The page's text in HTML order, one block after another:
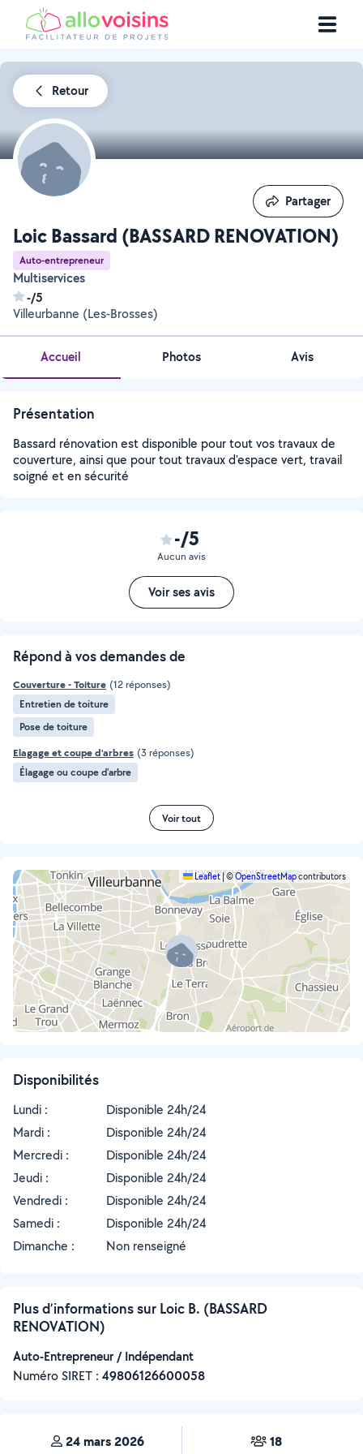
Retour
Loic Bassard (BASSARD RENOVATION)
Auto-entrepreneur
Multiservices
-/5
Villeurbanne (Les-Brosses)
Partager
Partager
Accueil Photos Avis
Présentation
Bassard rénovation est disponible pour tout vos travaux de
couverture, ainsi que pour tout travaux d'espace vert, travail
soigné et en sécurité
-/5
Aucun avis
Voir ses avis
Répond à vos demandes de
Couverture - Toiture (12 réponses)
Entretien de toiture
Pose de toiture
Elagage et coupe d'arbres (3 réponses)
Élagage ou coupe d'arbre
Voir tout
Leaflet|©OpenStreetMapcontributors
Disponibilités
Lundi :
Disponible 24h/24
Mardi :
Disponible 24h/24
Mercredi :
Disponible 24h/24
Jeudi :
Disponible 24h/24
Vendredi :
Disponible 24h/24
Samedi :
Disponible 24h/24
Dimanche :
Non renseigné
Plus d’informations sur Loic B. (BASSARD
RENOVATION)
Auto-Entrepreneur / Indépendant
Numéro SIRET : ‍49806126600058
24 mars 2026 18